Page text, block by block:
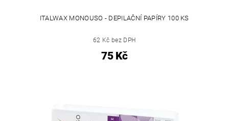
ITALWAX MONOUSO - DEPILAČNÍ PAPÍRY 100 KS
62 Kč bez DPH
75 Kč